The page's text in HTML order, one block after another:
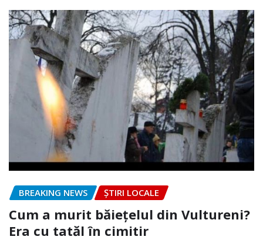
BREAKING NEWS ȘTIRI LOCALE
Cum a murit băiețelul din Vultureni?
Era cu tatăl în cimitir